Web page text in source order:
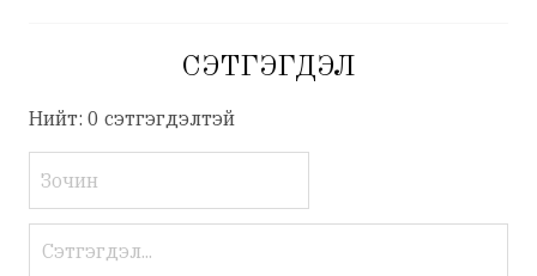
СЭТГЭГДЭЛ
Нийт: 0 сэтгэгдэлтэй